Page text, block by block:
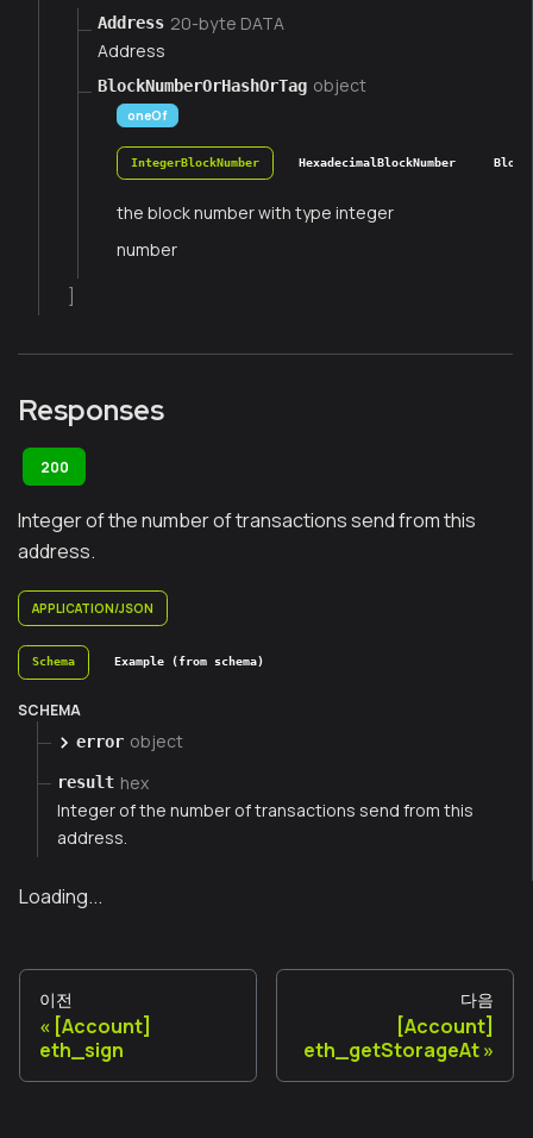
Address 20-byte DATA
Address
BlockNumberOrHashOrTag object
oneOf
IntegerBlockNumber HexadecimalBlockNumber
the block number with type integer
number
Responses
200
Integer of the number of transactions send from this
address.
APPLICATION/JSON
Schema Example (from schema)
SCHEMA
error object
result hex
Integer of the number of transactions send from this
address.
Loading...
이전
[Account]
eth_sign
다음
[Account]
eth_getStorageAt